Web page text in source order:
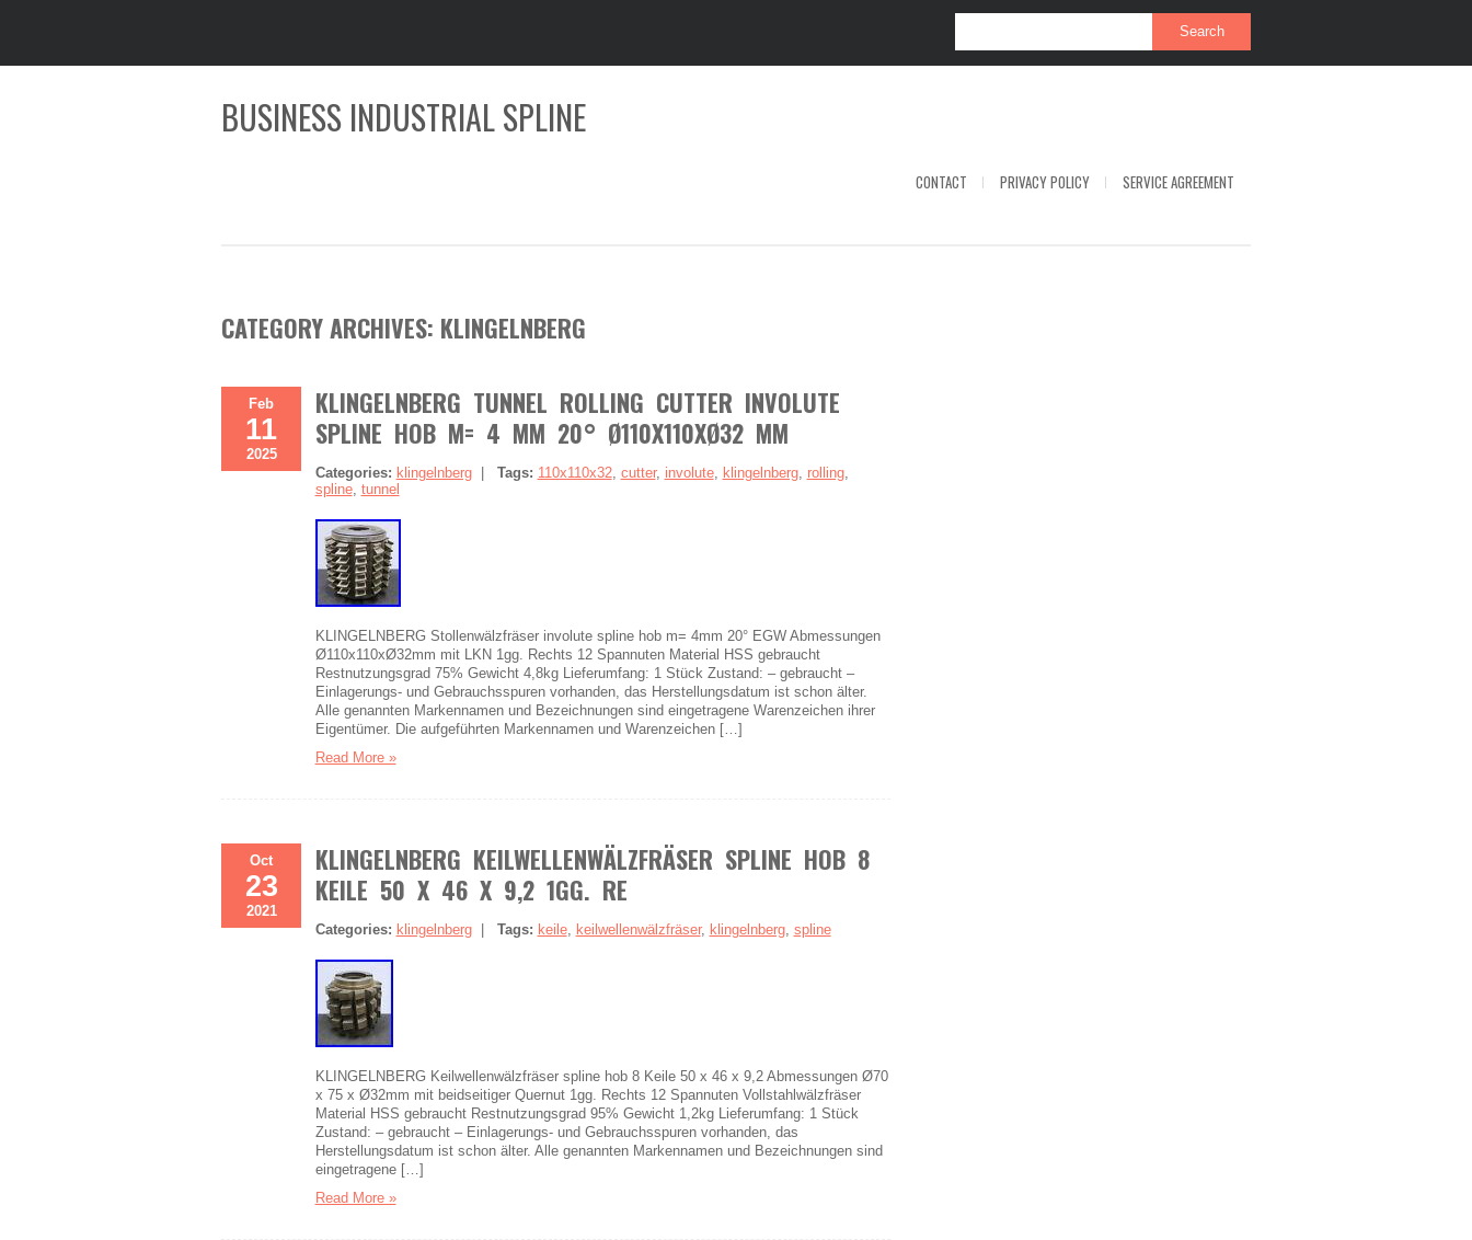
BUSINESS INDUSTRIAL SPLINE
CONTACT PRIVACY POLICY SERVICE AGREEMENT
CATEGORY ARCHIVES: KLINGELNBERG
Feb
11
2025
KLINGELNBERG TUNNEL ROLLING CUTTER INVOLUTE
SPLINE HOB M= 4 MM 20° Ø110X110XØ32 MM
Categories: klingelnberg| Tags: 110x110x32, cutter, involute, klingelnberg, rolling,
spline, tunnel
KLINGELNBERG Stollenwälzfräser involute spline hob m= 4mm 20° EGW Abmessungen
Ø110x110xØ32mm mit LKN 1gg. Rechts 12 Spannuten Material HSS gebraucht
Restnutzungsgrad 75% Gewicht 4,8kg Lieferumfang: 1 Stück Zustand: – gebraucht –
Einlagerungs- und Gebrauchsspuren vorhanden, das Herstellungsdatum ist schon älter.
Alle genannten Markennamen und Bezeichnungen sind eingetragene Warenzeichen ihrer
Eigentümer. Die aufgeführten Markennamen und Warenzeichen […]
Read More »
Oct
23
2021
KLINGELNBERG KEILWELLENWÄLZFRÄSER SPLINE HOB 8
KEILE 50 X 46 X 9,2 1GG. RE
Categories: klingelnberg| Tags: keile, keilwellenwälzfräser, klingelnberg, spline
KLINGELNBERG Keilwellenwälzfräser spline hob 8 Keile 50 x 46 x 9,2 Abmessungen Ø70
x 75 x Ø32mm mit beidseitiger Quernut 1gg. Rechts 12 Spannuten Vollstahlwälzfräser
Material HSS gebraucht Restnutzungsgrad 95% Gewicht 1,2kg Lieferumfang: 1 Stück
Zustand: – gebraucht – Einlagerungs- und Gebrauchsspuren vorhanden, das
Herstellungsdatum ist schon älter. Alle genannten Markennamen und Bezeichnungen sind
eingetragene […]
Read More »